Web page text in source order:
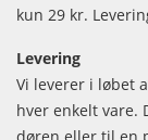
kun 29 kr.
Levering
Vi leverer i løbet
hver enkelt vare.
døren eller til en